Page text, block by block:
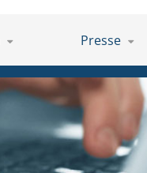
Presse